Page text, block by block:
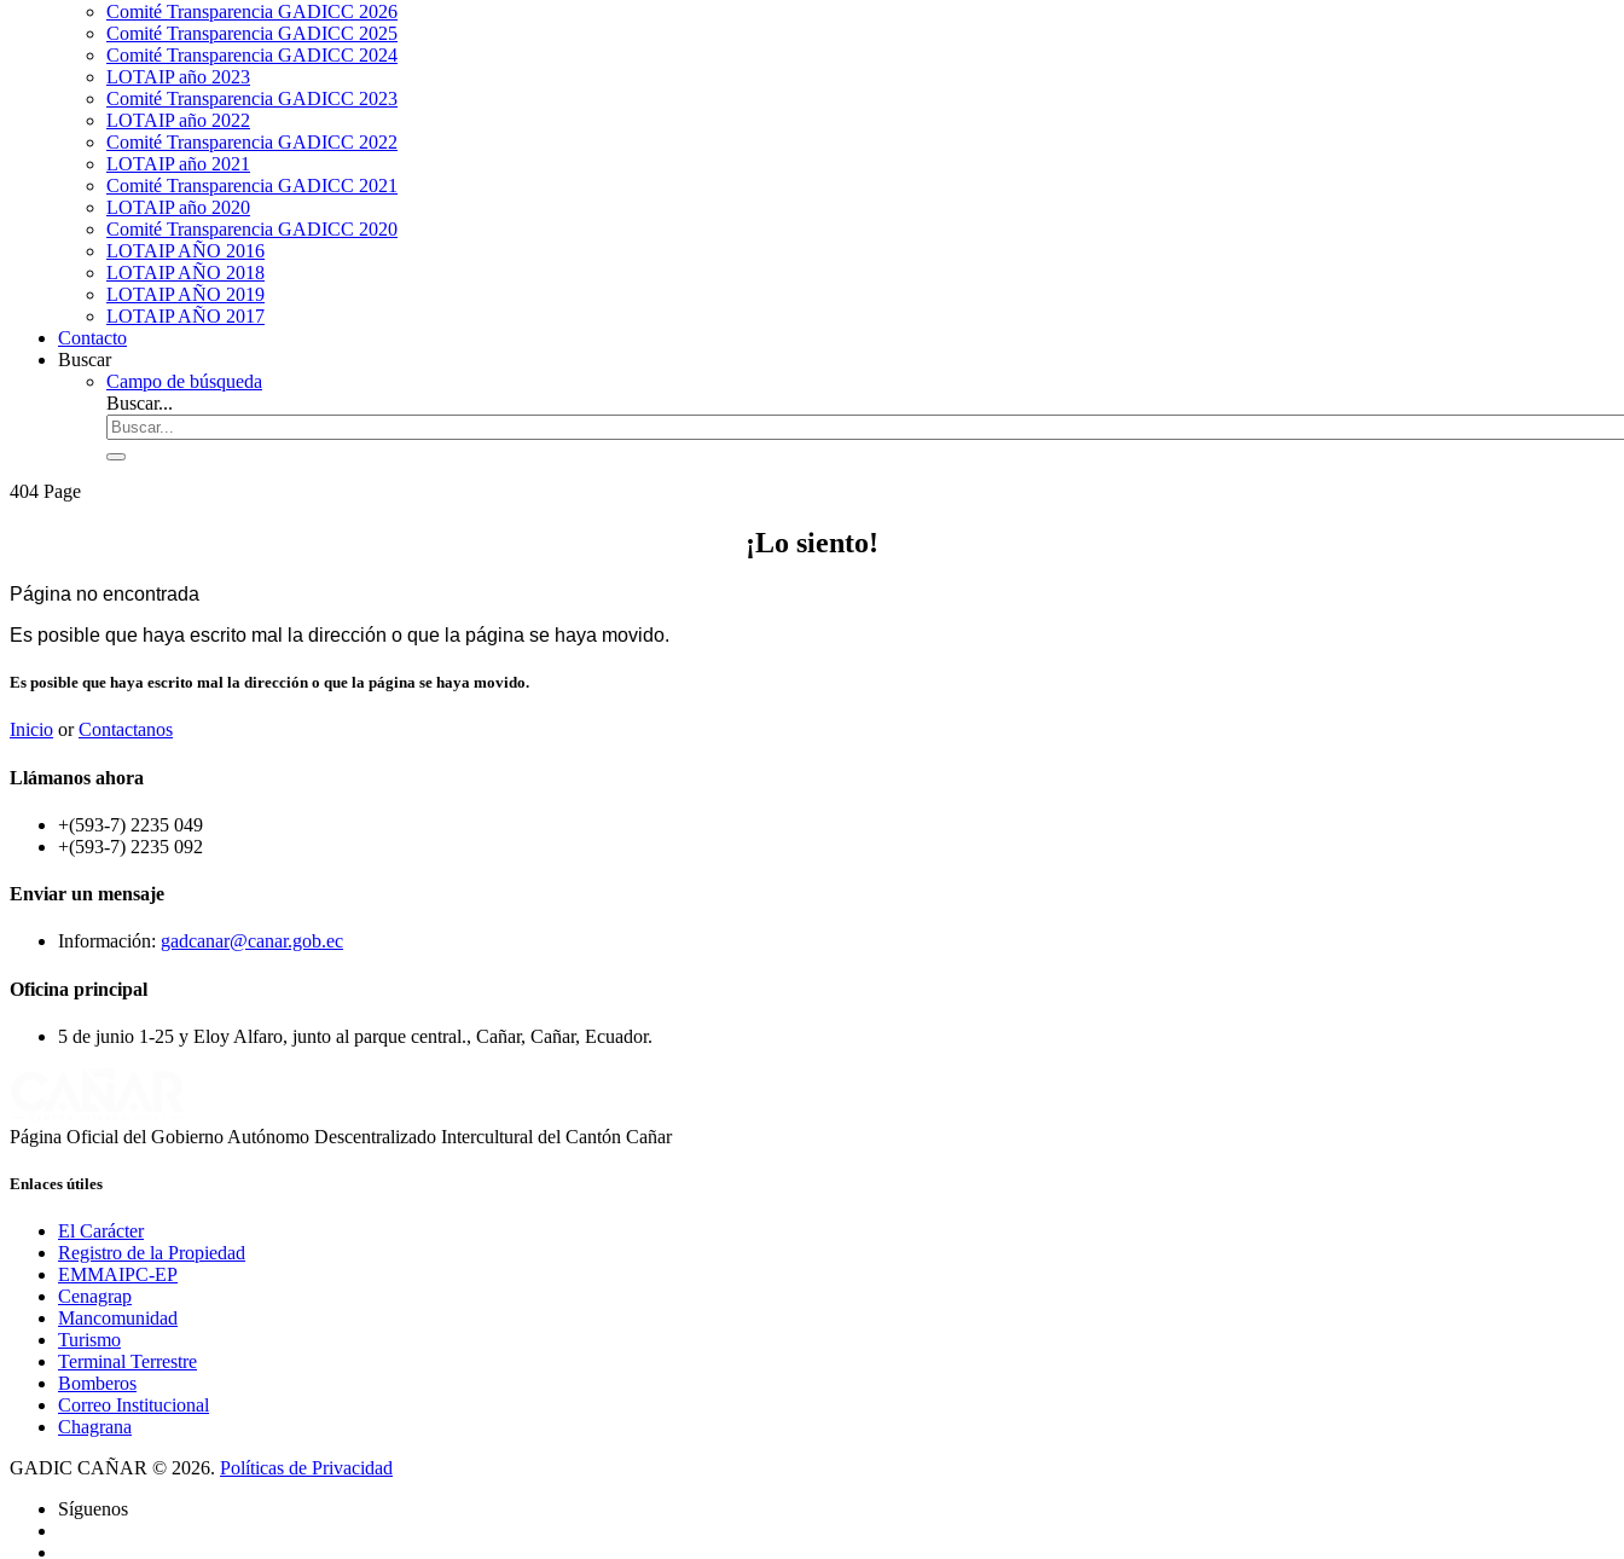
Comité Transparencia GADICC 2026
Comité Transparencia GADICC 2025
Comité Transparencia GADICC 2024
LOTAIP año 2023
Comité Transparencia GADICC 2023
LOTAIP año 2022
Comité Transparencia GADICC 2022
LOTAIP año 2021
Comité Transparencia GADICC 2021
LOTAIP año 2020
Comité Transparencia GADICC 2020
LOTAIP AÑO 2016
LOTAIP AÑO 2018
LOTAIP AÑO 2019
LOTAIP AÑO 2017
Contacto
Buscar
Campo de búsqueda
Buscar...
404 Page
¡Lo siento!
Página no encontrada
Es posible que haya escrito mal la dirección o que la página se haya movido.
Es posible que haya escrito mal la dirección o que la página se haya movido.
Inicio orContactanos
Llámanos ahora
+(593-7) 2235 049
+(593-7) 2235 092
Enviar un mensaje
Información: gadcanar@canar.gob.ec
Oficina principal
5 de junio 1-25 y Eloy Alfaro, junto al parque central., Cañar, Cañar, Ecuador.
Página Oficial del Gobierno Autónomo Descentralizado Intercultural del Cantón Cañar
Enlaces útiles
El Carácter
Registro de la Propiedad
EMMAIPC-EP
Cenagrap
Mancomunidad
Turismo
Terminal Terrestre
Bomberos
Correo Institucional
Chagrana
GADIC CAÑAR © 2026. Políticas de Privacidad
Síguenos